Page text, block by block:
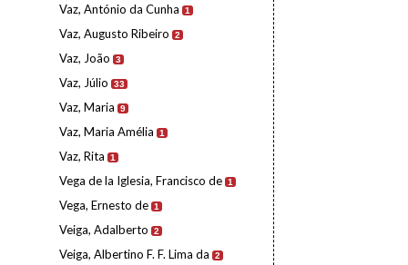
Vaz, António da Cunha 1
Vaz, Augusto Ribeiro 2
Vaz, João 3
Vaz, Júlio 33
Vaz, Maria 9
Vaz, Maria Amélia 1
Vaz, Rita 1
Vega de la Iglesia, Francisco de 1
Vega, Ernesto de 1
Veiga, Adalberto 2
Veiga, Albertino F. F. Lima da 2